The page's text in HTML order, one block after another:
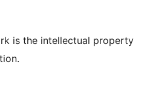
is the intellectual property